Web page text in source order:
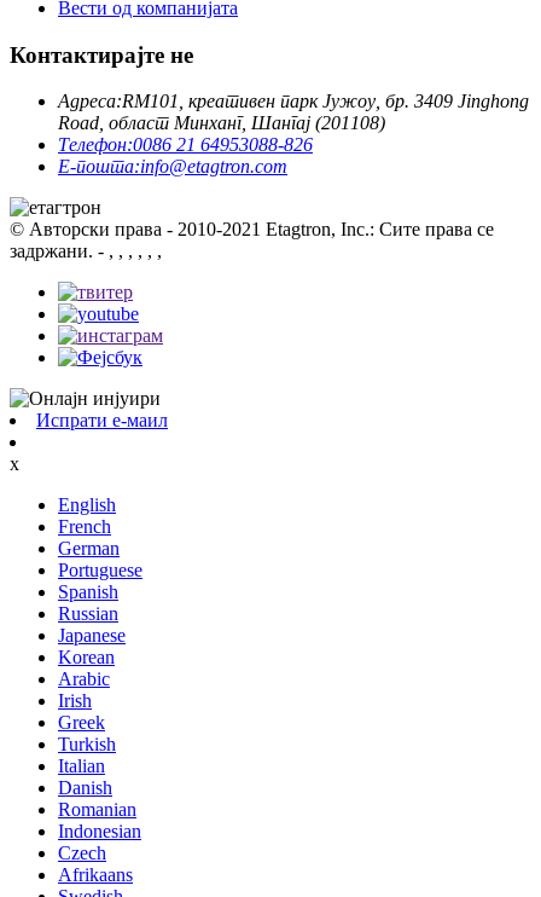
Вести од компанијата
Контактирајте не
Адреса:RM101, креативен парк Јужоу, бр. 3409 Jinghong
Road, област Минханг, Шангај (201108)
Телефон:0086 21 64953088-826
Е-пошта:info@etagtron.com
© Авторски права - 2010-2021 Etagtron, Inc.: Сите права се
задржани. - , , , , , ,
Испрати е-маил
x
English
French
German
Portuguese
Spanish
Russian
Japanese
Korean
Arabic
Irish
Greek
Turkish
Italian
Danish
Romanian
Indonesian
Czech
Afrikaans